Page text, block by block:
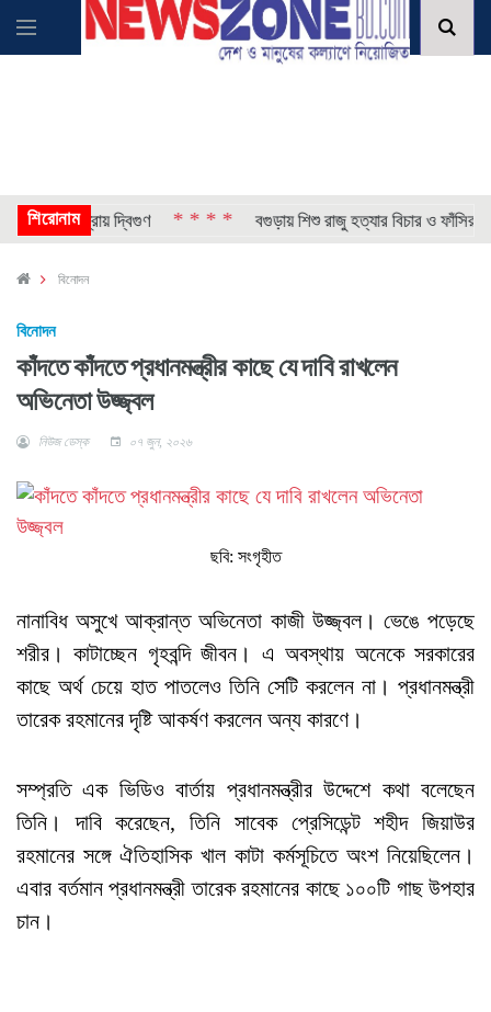
শিরোনাম
ভর্তি প্রায় দ্বিগুণ * * * * বগুড়ায় শিশু রাজু হত্যার বিচার ও ফাঁসির
বিনোদন
বিনোদন
কাঁদতে কাঁদতে প্রধানমন্ত্রীর কাছে যে দাবি রাখলেন
অভিনেতা উজ্জ্বল
নিউজ ডেস্ক ০৭ জুন, ২০২৬
ছবি: সংগৃহীত
নানাবিধ অসুখে আক্রান্ত অভিনেতা কাজী উজ্জ্বল। ভেঙে পড়েছে
শরীর। কাটাচ্ছেন গৃহবন্দি জীবন। এ অবস্থায় অনেকে সরকারের
কাছে অর্থ চেয়ে হাত পাতলেও তিনি সেটি করলেন না। প্রধানমন্ত্রী
তারেক রহমানের দৃষ্টি আকর্ষণ করলেন অন্য কারণে।
সম্প্রতি এক ভিডিও বার্তায় প্রধানমন্ত্রীর উদ্দেশে কথা বলেছেন
তিনি। দাবি করেছেন, তিনি সাবেক প্রেসিডেন্ট শহীদ জিয়াউর
রহমানের সঙ্গে ঐতিহাসিক খাল কাটা কর্মসূচিতে অংশ নিয়েছিলেন।
এবার বর্তমান প্রধানমন্ত্রী তারেক রহমানের কাছে ১০০টি গাছ উপহার
চান।